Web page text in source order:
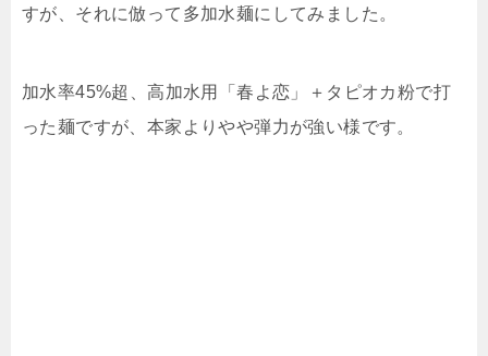
すが、それに倣って多加水麺にしてみました。
加水率45%超、高加水用「春よ恋」＋タピオカ粉で打
った麺ですが、本家よりやや弾力が強い様です。